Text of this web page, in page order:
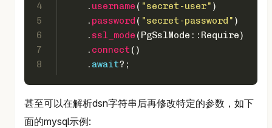
4
5
6
7
8
    .
username ( "secret-user" )
    .
password ( "secret-password" )
    .
ssl_mode (PgSslMode::Require)
    .
connect ()
    .
await?;
甚至可以在解析dsn字符串后再修改特定的参数，如下
面的mysql示例: